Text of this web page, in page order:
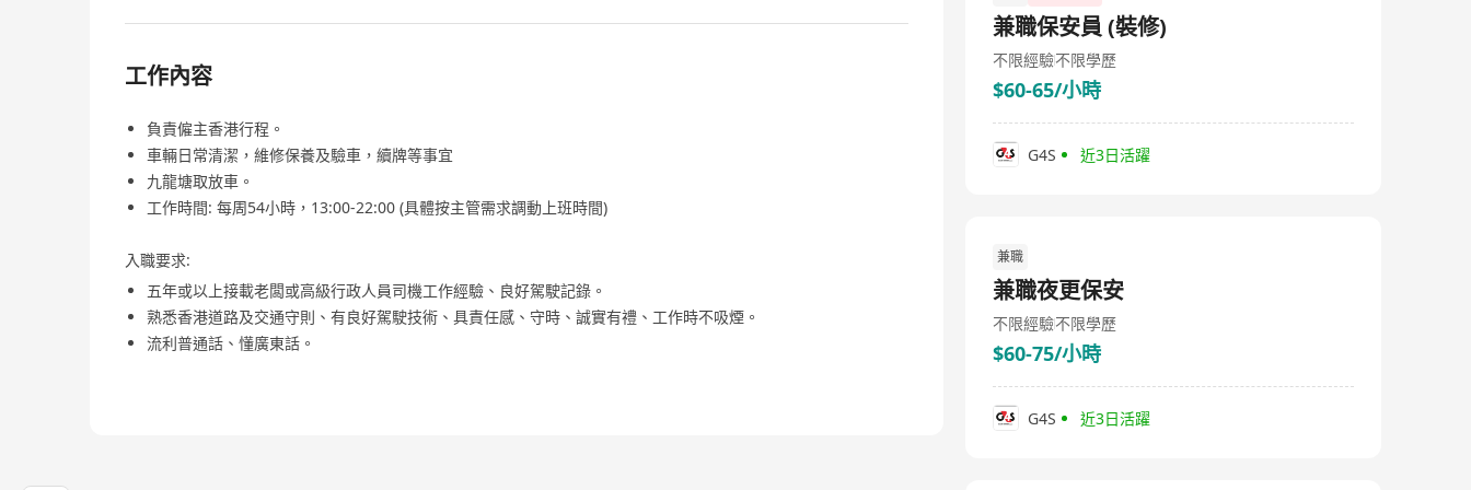
工作內容
負責僱主香港行程。
車輛日常清潔，維修保養及驗車，續牌等事宜
九龍塘取放車。
工作時間: 每周54小時，13:00-22:00 (具體按主管需求調動上班時間)
入職要求:
五年或以上接載老闆或高級行政人員司機工作經驗、良好駕駛記錄。
熟悉香港道路及交通守則、有良好駕駛技術、具責任感、守時、誠實有禮、工作時不吸煙。
流利普通話、懂廣東話。
兼職保安員 (裝修)
不限經驗不限學歷
$60-65/小時
G4S 近3日活躍
兼職
兼職夜更保安
不限經驗不限學歷
$60-75/小時
G4S 近3日活躍